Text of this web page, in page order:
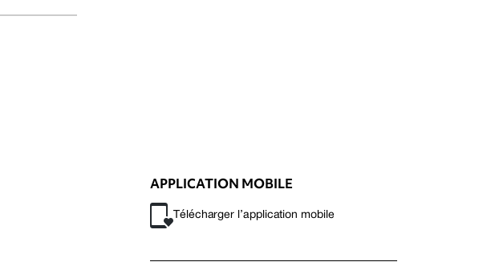
APPLICATION MOBILE
Télécharger l’application mobile